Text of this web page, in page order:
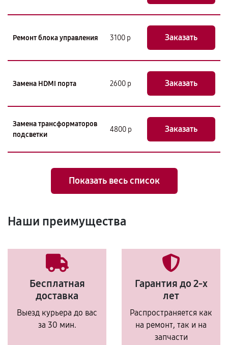
Ремонт блока управления 3100 р Заказать
Замена HDMI порта 2600 р Заказать
Замена трансформаторов
подсветки
4800 р Заказать
Показать весь список
Наши преимущества
Бесплатная
доставка
Выезд курьера до вас
за 30 мин.
Гарантия до 2-х
лет
Распространяется как
на ремонт, так и на
запчасти